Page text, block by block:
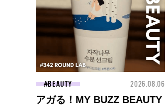
BEAUTY 2026.08.06
アガる！MY BUZZ BEAUTY